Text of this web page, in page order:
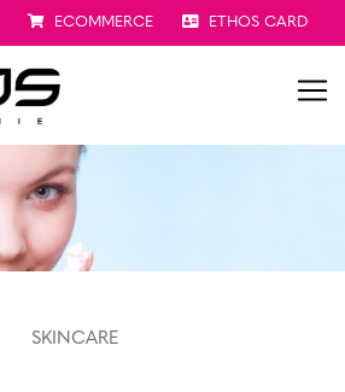
ECOMMERCE ETHOS CARD
SKINCARE